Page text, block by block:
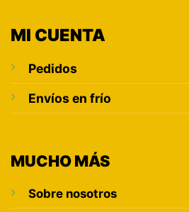
MI CUENTA
Pedidos
Envíos en frío
MUCHO MÁS
Sobre nosotros